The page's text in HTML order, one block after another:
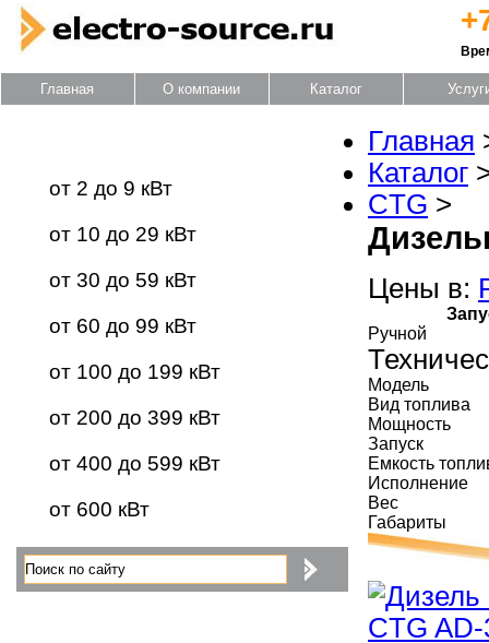
Главная О компании Каталог
от 2 до 9 кВт
от 10 до 29 кВт
от 30 до 59 кВт
от 60 до 99 кВт
от 100 до 199 кВт
от 200 до 399 кВт
от 400 до 599 кВт
от 600 кВт
Главная
Каталог
CTG >
Цены в:
Ручной
Модель
Вид топлива
Мощность
Запуск
Емкость
Исполнение
Вес
Габариты